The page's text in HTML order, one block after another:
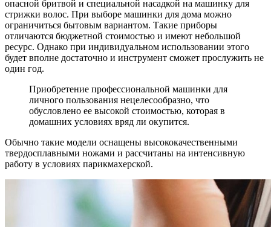
опасной бритвой и специальной насадкой на машинку для
стрижки волос. При выборе машинки для дома можно
ограничиться бытовым вариантом. Такие приборы
отличаются бюджетной стоимостью и имеют небольшой
ресурс. Однако при индивидуальном использовании этого
будет вполне достаточно и инструмент сможет прослужить не
один год.
Приобретение профессиональной машинки для
личного пользования нецелесообразно, что
обусловлено ее высокой стоимостью, которая в
домашних условиях вряд ли окупится.
Обычно такие модели оснащены высококачественными
твердосплавными ножами и рассчитаны на интенсивную
работу в условиях парикмахерской.